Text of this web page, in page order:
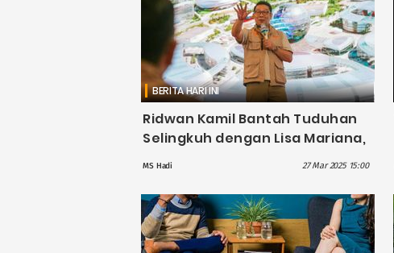
BERITA HARI INI
Ridwan Kamil Bantah Tuduhan
Selingkuh dengan Lisa Mariana,
Sebut Fitnah Bermotif Ekonomi
MS Hadi 27 Mar 2025 15:00